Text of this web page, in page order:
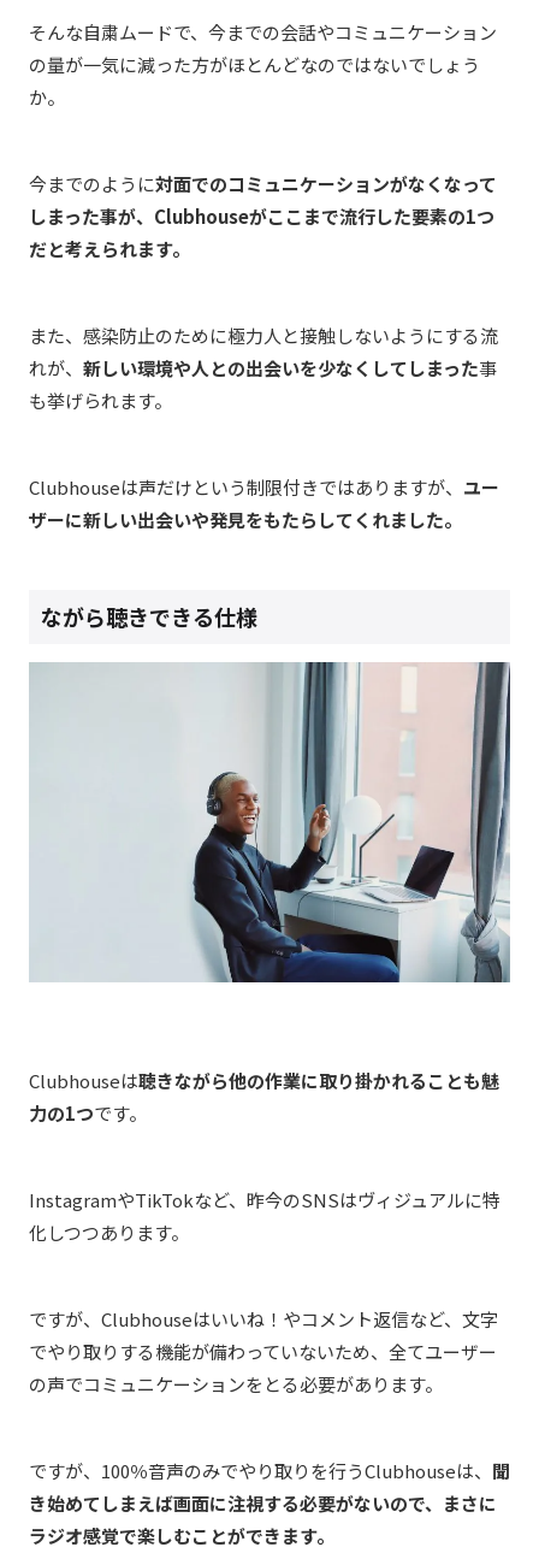
そんな自粛ムードで、今までの会話やコミュニケーション
の量が一気に減った方がほとんどなのではないでしょう
か。
今までのように対面でのコミュニケーションがなくなって
しまった事が、Clubhouseがここまで流行した要素の1つ
だと考えられます。
また、感染防止のために極力人と接触しないようにする流
れが、 新しい環境や人との出会いを少なくしてしまった事
も挙げられます。
Clubhouseは声だけという制限付きではありますが、 ユー
ザーに新しい出会いや発見をもたらしてくれました。
ながら聴きできる仕様
Clubhouseは聴きながら他の作業に取り掛かれることも魅
力の1つです。
InstagramやTikTokなど、昨今のSNSはヴィジュアルに特
化しつつあります。
ですが、Clubhouseはいいね！やコメント返信など、文字
でやり取りする機能が備わっていないため、全てユーザー
の声でコミュニケーションをとる必要があります。
ですが、100％音声のみでやり取りを行うClubhouseは、 聞
き始めてしまえば画面に注視する必要がないので、まさに
ラジオ感覚で楽しむことができます。